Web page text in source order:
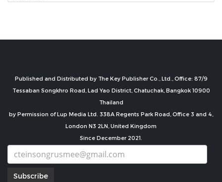
Published and Distributed by The Key Publisher Co., Ltd., Office: 87/9
Tessaban Songkhro Road, Lad Yao District, Chatuchak, Bangkok 10900
Thailand
by Permission of Lup Media Ltd. 338A Regents Park Road, Office 3 and 4,
London N3 2LN, United Kingdom
Since December 2021.
Subscribe